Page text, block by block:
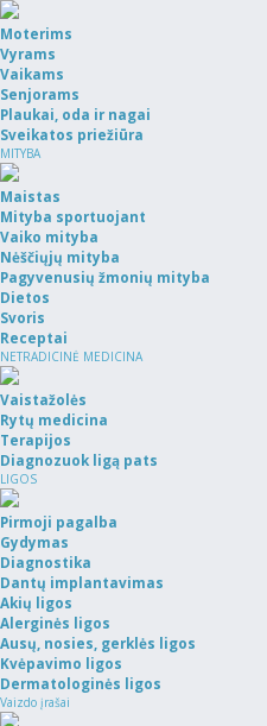
Moterims
Vyrams
Vaikams
Senjorams
Plaukai, oda ir nagai
Sveikatos priežiūra
MITYBA
Maistas
Mityba sportuojant
Vaiko mityba
Nėščiųjų mityba
Pagyvenusių žmonių mityba
Dietos
Svoris
Receptai
NETRADICINĖ MEDICINA
Vaistažolės
Rytų medicina
Terapijos
Diagnozuok ligą pats
LIGOS
Pirmoji pagalba
Gydymas
Diagnostika
Dantų implantavimas
Akių ligos
Alerginės ligos
Ausų, nosies, gerklės ligos
Kvėpavimo ligos
Dermatologinės ligos
Vaizdo įrašai